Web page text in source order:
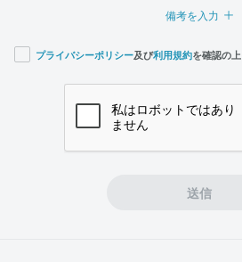
備考を入力
プライバシーポリシー及び利用規約を確認の
送信